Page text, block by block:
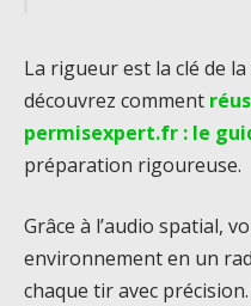
La rigueur est la clé de
découvrez comment
permisexpert.fr : le
préparation rigoureuse.
Grâce à l’audio spatial,
environnement en un
chaque tir avec